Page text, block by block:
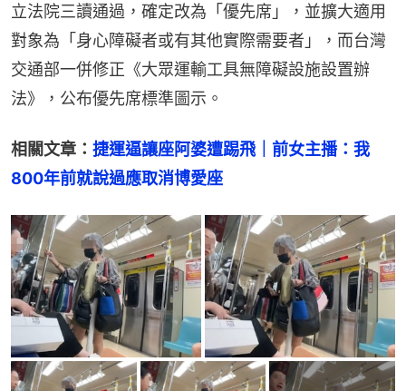
立法院三讀通過，確定改為「優先席」，並擴大適用
對象為「身心障礙者或有其他實際需要者」，而台灣
交通部一併修正《大眾運輸工具無障礙設施設置辦
法》，公布優先席標準圖示。
相關文章： 捷運逼讓座阿婆遭踢飛｜前女主播：我
800年前就說過應取消博愛座